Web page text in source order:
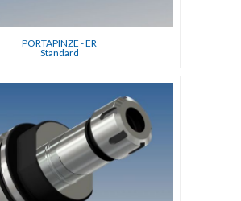
PORTAPINZE - ER
Standard